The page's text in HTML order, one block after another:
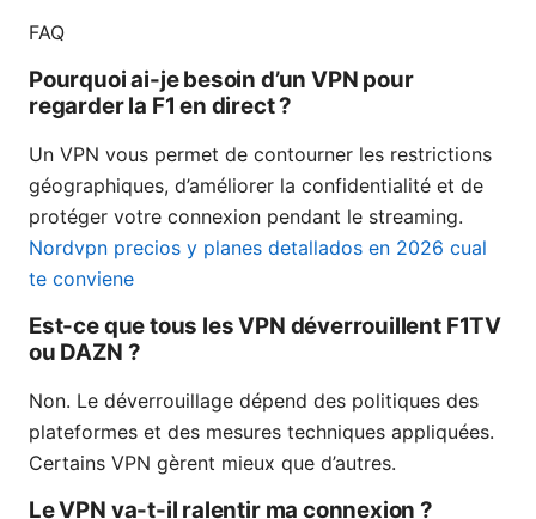
FAQ
Pourquoi ai-je besoin d’un VPN pour
regarder la F1 en direct ?
Un VPN vous permet de contourner les restrictions
géographiques, d’améliorer la confidentialité et de
protéger votre connexion pendant le streaming.
Nordvpn precios y planes detallados en 2026 cual
te conviene
Est-ce que tous les VPN déverrouillent F1TV
ou DAZN ?
Non. Le déverrouillage dépend des politiques des
plateformes et des mesures techniques appliquées.
Certains VPN gèrent mieux que d’autres.
Le VPN va-t-il ralentir ma connexion ?